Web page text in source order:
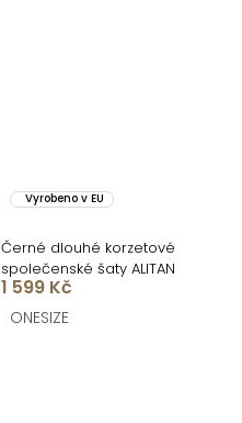
Vyrobeno v EU
Černé dlouhé korzetové
společenské šaty ALITAN
1 599 Kč
ONESIZE